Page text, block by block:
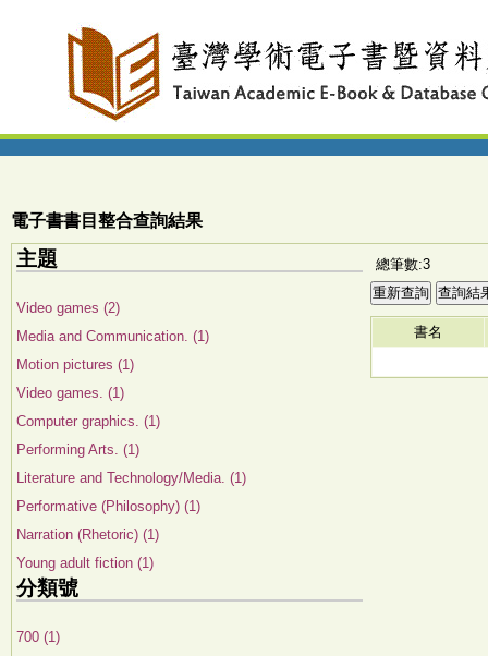
電子書書目整合查詢結果
主題
Video games (2)
Media and Communication. (1)
Motion pictures (1)
Video games. (1)
Computer graphics. (1)
Performing Arts. (1)
Literature and Technology/Media. (1)
Performative (Philosophy) (1)
Narration (Rhetoric) (1)
Young adult fiction (1)
分類號
700 (1)
總筆數:3
書名